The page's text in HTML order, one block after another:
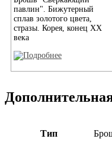
павлин". Бижутерный
сплав золотого цвета,
стразы. Корея, конец ХХ
века
Тип